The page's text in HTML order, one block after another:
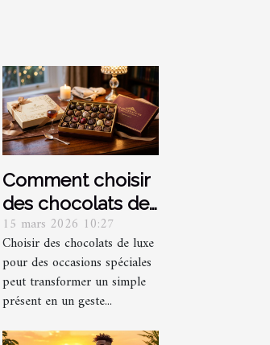
Comment choisir
des chocolats de
luxe pour des
occasions
spéciales ?
15 mars 2026 10:27
Choisir des chocolats de luxe
pour des occasions spéciales
peut transformer un simple
présent en un geste...